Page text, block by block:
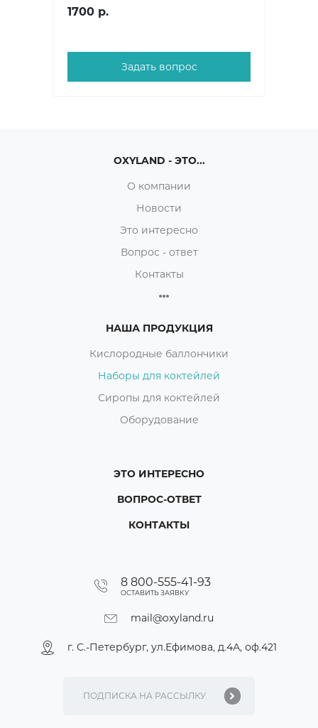
1700 р.
Задать вопрос
OXYLAND - ЭТО...
О компании
Новости
Это интересно
Вопрос - ответ
Контакты
НАША ПРОДУКЦИЯ
Кислородные баллончики
Наборы для коктейлей
Сиропы для коктейлей
Оборудование
ЭТО ИНТЕРЕСНО
ВОПРОС-ОТВЕТ
КОНТАКТЫ
8 800-555-41-93
ОСТАВИТЬ ЗАЯВКУ
mail@oxyland.ru
г. С.-Петербург, ул.Ефимова, д.4А, оф.421